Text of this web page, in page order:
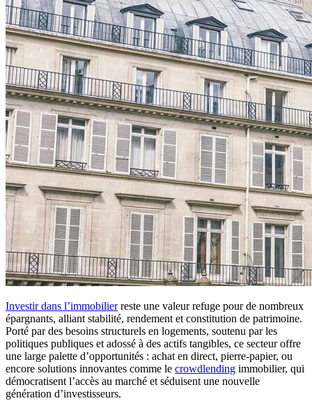
Investir dans l’immobilierreste une valeur refuge pour de nombreux
épargnants, alliant stabilité, rendement et constitution de patrimoine.
Porté par des besoins structurels en logements, soutenu par les
politiques publiques et adossé à des actifs tangibles, ce secteur offre
une large palette d’opportunités : achat en direct, pierre-papier, ou
encore solutions innovantes comme le crowdlending immobilier, qui
démocratisent l’accès au marché et séduisent une nouvelle
génération d’investisseurs.